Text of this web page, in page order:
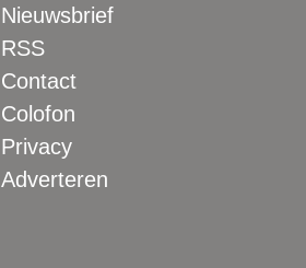
Nieuwsbrief
RSS
Contact
Colofon
Privacy
Adverteren